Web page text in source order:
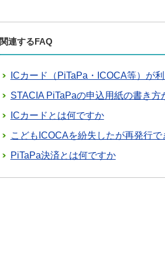
関連するFAQ
ICカード（PiTaPa・ICOCA等）が
STACIA PiTaPaの申込用紙の書き方
ICカードとは何ですか
こどもICOCAを紛失したが再発行で
PiTaPa決済とは何ですか